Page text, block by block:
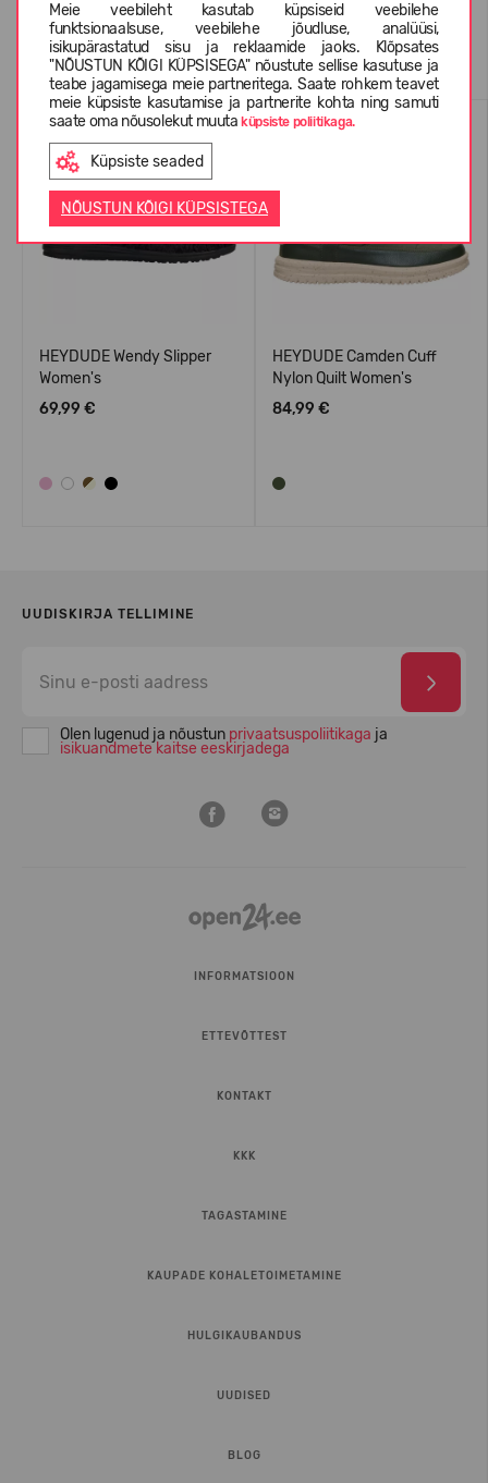
Meie veebileht kasutab küpsiseid veebilehe
funktsionaalsuse, veebilehe jõudluse, analüüsi,
isikupärastatud sisu ja reklaamide jaoks. Klõpsates
"NÕUSTUN KÕIGI KÜPSISEGA" nõustute sellise kasutuse ja
teabe jagamisega meie partneritega. Saate rohkem teavet
meie küpsiste kasutamise ja partnerite kohta ning samuti
saate oma nõusolekut muutaküpsiste poliitikaga.
Küpsiste seaded
NÕUSTUN KÕIGI KÜPSISTEGA
Sarnased tooted
HEYDUDE Wendy Slipper
Women's
69,99 €
HEYDUDE Camden Cuff
Nylon Quilt Women's
84,99 €
UUDISKIRJA TELLIMINE
Olen lugenud ja nõustun privaatsuspoliitikaga ja
isikuandmete kaitse eeskirjadega
INFORMATSIOON
ETTEVÕTTEST
KONTAKT
KKK
TAGASTAMINE
KAUPADE KOHALETOIMETAMINE
HULGIKAUBANDUS
UUDISED
BLOG